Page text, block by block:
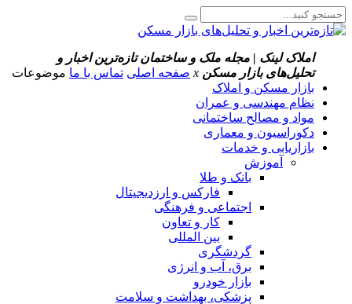
املاک لینک | مجله ملک و ساختمان تازه‌ترین اخبار و
تحلیل‌های بازار مسکن x صفحه اصلی تماس با ما موضوعات
بازار مسکن و املاک
نظام مهندسی و عمران
مواد و مصالح ساختمانی
دکوراسیون و معماری
بازاریابی و خدمات
آموزش
بانک و طلا
فارکس و ارزدیجیتال
اجتماعی و فرهنگی
کار و تعاون
بین المللی
گردشگری
برق، آب و انرژی
بازار خودرو
پزشکی، بهداشت و سلامت